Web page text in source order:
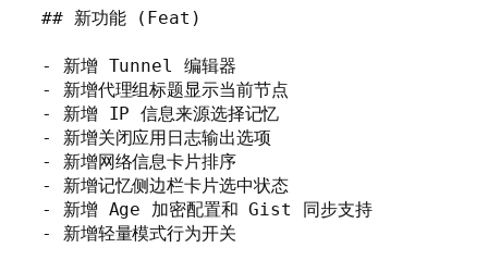
## 新功能 (Feat)
- 新增 Tunnel 编辑器
- 新增代理组标题显示当前节点
- 新增 IP 信息来源选择记忆
- 新增关闭应用日志输出选项
- 新增网络信息卡片排序
- 新增记忆侧边栏卡片选中状态
- 新增 Age 加密配置和 Gist 同步支持
- 新增轻量模式行为开关